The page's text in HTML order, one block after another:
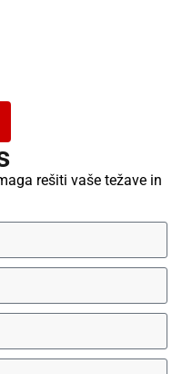
rešiti vaše težave in